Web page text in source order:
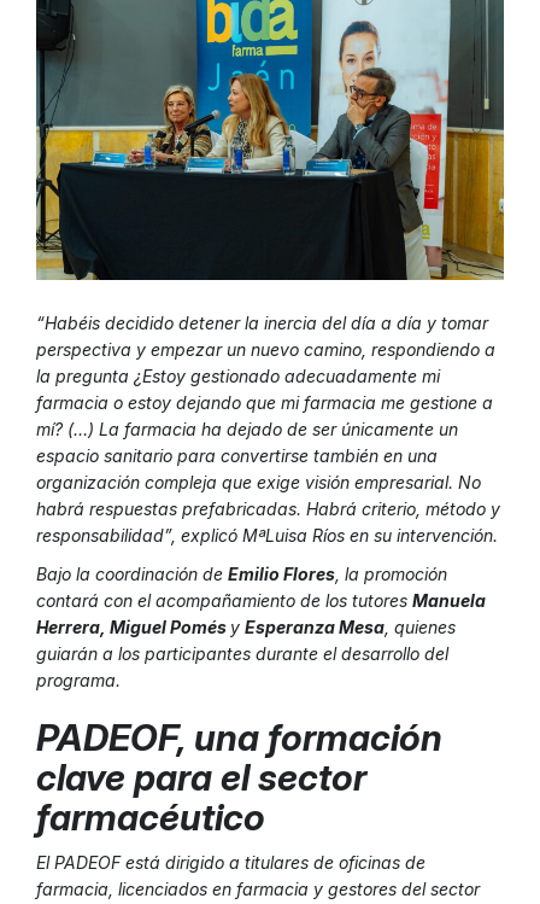
“Habéis decidido detener la inercia del día a día y tomar
perspectiva y empezar un nuevo camino, respondiendo a
la pregunta ¿Estoy gestionado adecuadamente mi
farmacia o estoy dejando que mi farmacia me gestione a
mí? (…) La farmacia ha dejado de ser únicamente un
espacio sanitario para convertirse también en una
organización compleja que exige visión empresarial. No
habrá respuestas prefabricadas. Habrá criterio, método y
responsabilidad”, explicó MªLuisa Ríos en su intervención.
Bajo la coordinación de Emilio Flores , la promoción
contará con el acompañamiento de los tutores Manuela
Herrera, Miguel Pomés y Esperanza Mesa , quienes
guiarán a los participantes durante el desarrollo del
programa.
PADEOF, una formación
clave para el sector
farmacéutico
El PADEOF está dirigido a titulares de oficinas de
farmacia, licenciados en farmacia y gestores del sector